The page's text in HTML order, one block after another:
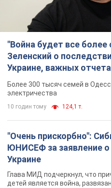
"Война будет все
Зеленский о
Украине, важных
противника. Видео
Более 300 тысяч семей в
электричества
10 годин тому 124,1 т.
"Очень прискорбно":
ЮНИСЕФ за заявление о
Украине
Глава МИД подчеркнул, что
детей является война,